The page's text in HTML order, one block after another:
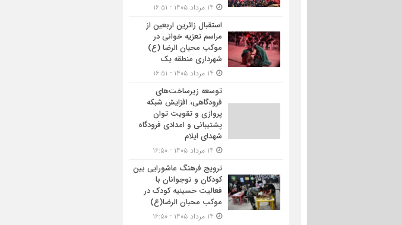
استقبال زائرین اربعین از
مراسم تعزیه خوانی در
موکب محبان الرضا (ع)
شهرداری منطقه یک
توسعه زیرساخت‌های
فرودگاهی، افزایش شبکه
پروازی و تقویت توان
پشتیبانی و امدادی فرودگاه
شهدای ایلام
ترویج فرهنگ عاشورایی بین
کودکان و نوجوانان با
فعالیت حسینیه کودک در
موکب محبان الرضا(ع)